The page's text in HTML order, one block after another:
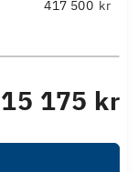
kr
15 175 kr